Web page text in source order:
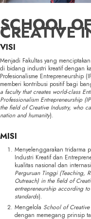
SCHOOL OF
CREATIVE
VISI
Menjadi Fakultas yang
di bidang industri kreatif dengan
Profesionalisme Entrepreneurship
memberi kontribusi positif bagi
a faculty that creates world-class
Professionalism Entrepreneurship
the field of Creative Industry, who
nation and humanity).
MISI
Menyelenggarakan
Industri Kreatif dan
kualitas nasional dan
Perguruan Tinggi (Teaching,
Outreach) in the field of
entrepreneurship according
standards).
Mengelola School of Creative
dengan memegang prinsip